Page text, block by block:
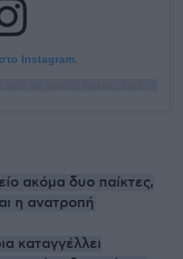
Instagram.
ακόμα δυο παίκτες,
η ανατροπή
καταγγέλλει